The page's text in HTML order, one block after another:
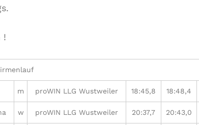
!
m proWIN LLG Wustweiler 18:45,8 18:48,4
w proWIN LLG Wustweiler 20:37,7 20:43,0